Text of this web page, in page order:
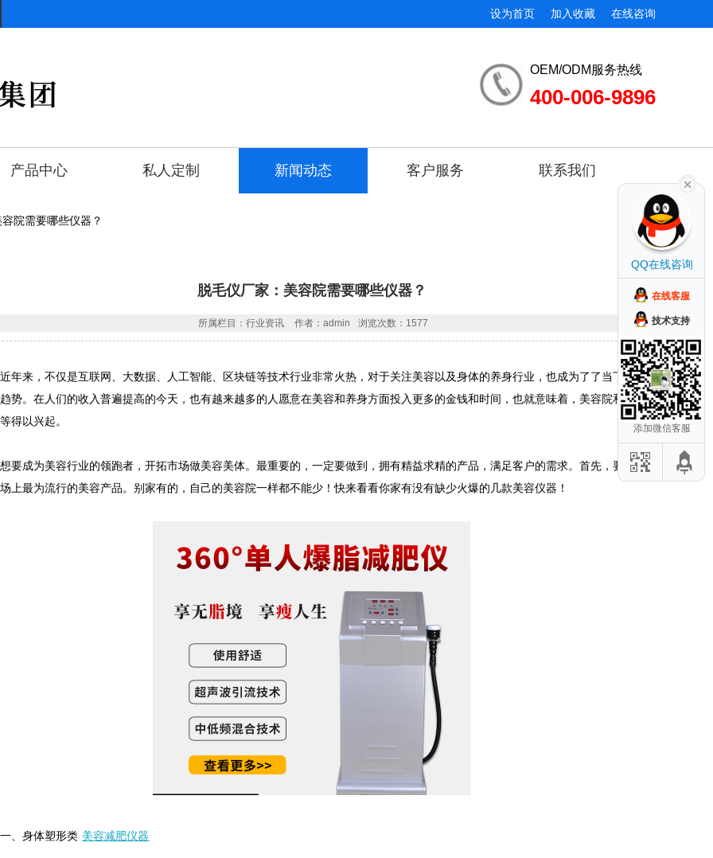
在线咨询
加入收藏
设为首页
OEM/ODM服务热线
400-006-9896
产品中心 私人定制 新闻动态 客户服务 联系我们
院需要哪些仪器？
美莱宝美容仪厂家告诉您哪些高危项目应该避
产后骨盆修复有必要？美莱宝产后修复仪：这
轻熟女抗衰老护肤法！美莱宝美容仪器教你初
去橙皮纹、脱毛、美背！夏日「零瑕疵」身体
生理痛也要按摩？这样「贴」纾缓一下
用了就回不去的清洁抗老美容仪器
无须导入美容仪！3招提升肌肤饱满度
脱毛仪厂家：美容院需要哪些仪器？
所属栏目：行业资讯 作者：admin 浏览次数：1577
来，不仅是互联网、大数据、人工智能、区块链等技术行业非常火热，对于关注美容以及身体的养身行业，也成为了了当下流
势。在人们的收入普遍提高的今天，也有越来越多的人愿意在美容和养身方面投入更多的金钱和时间，也就意味着，美容院和SPA
得以兴起。
成为美容行业的领跑者，开拓市场做美容美体。最重要的，一定要做到，拥有精益求精的产品，满足客户的需求。首先，要了
上最为流行的美容产品。别家有的，自己的美容院一样都不能少！快来看看你家有没有缺少火爆的几款美容仪器！
身体塑形类 美容减肥仪器
QQ在线咨询
在线客服
技术支持
添加微信客服